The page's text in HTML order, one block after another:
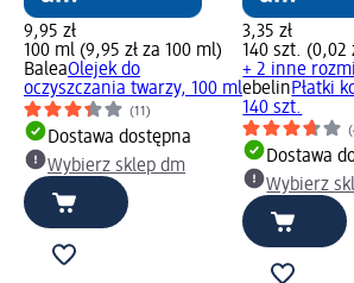
9,95 zł
100 ml (9,95 zł za 100 ml)
BaleaOlejek do
oczyszczania twarzy, 100 ml
(11)
Dostawa dostępna
Wybierz sklep dm
3,35 zł
140 szt. (0,02
+ 2 inne
ebelinPłatki
140 szt.
Dostawa
Wybierz